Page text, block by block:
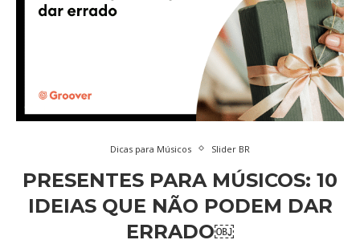
Dicas para Músicos Slider BR
PRESENTES PARA MÚSICOS: 10
IDEIAS QUE NÃO PODEM DAR
ERRADO￼